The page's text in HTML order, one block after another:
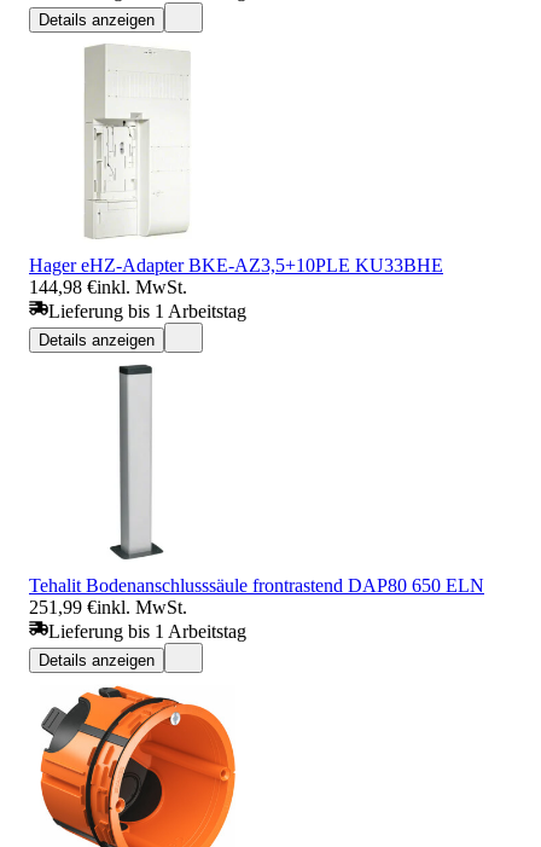
Details anzeigen
Hager eHZ-Adapter BKE-AZ3,5+10PLE KU33BHE
144,98 €inkl. MwSt.
Lieferung bis 1 Arbeitstag
Details anzeigen
Tehalit Bodenanschlusssäule frontrastend DAP80 650 ELN
251,99 €inkl. MwSt.
Lieferung bis 1 Arbeitstag
Details anzeigen